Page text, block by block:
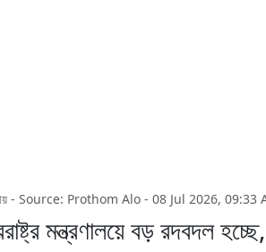
- Source: Prothom Alo - 08 Jul 2026, 09:33
মন্ত্রণালয়ে বড় রদবদল